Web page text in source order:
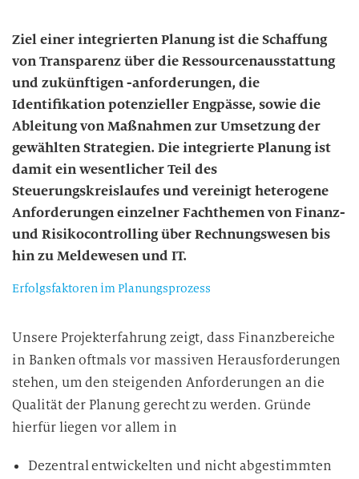
Ziel einer integrierten Planung ist die Schaffung
von Transparenz über die Ressourcenausstattung
und zukünftigen -anforderungen, die
Identifikation potenzieller Engpässe, sowie die
Ableitung von Maßnahmen zur Umsetzung der
gewählten Strategien. Die integrierte Planung ist
damit ein wesentlicher Teil des
Steuerungskreislaufes und vereinigt heterogene
Anforderungen einzelner Fachthemen von Finanz-
und Risikocontrolling über Rechnungswesen bis
hin zu Meldewesen und IT.
Erfolgsfaktoren im Planungsprozess
Unsere Projekterfahrung zeigt, dass Finanzbereiche
in Banken oftmals vor massiven Herausforderungen
stehen, um den steigenden Anforderungen an die
Qualität der Planung gerecht zu werden. Gründe
hierfür liegen vor allem in
Dezentral entwickelten und nicht abgestimmten